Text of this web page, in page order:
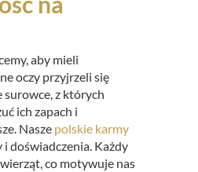
aby mieli
oczy przyjrzeli się
surowce, z których
ich zapach i
Nasze polskie karmy
doświadczenia. Każdy
co motywuje nas